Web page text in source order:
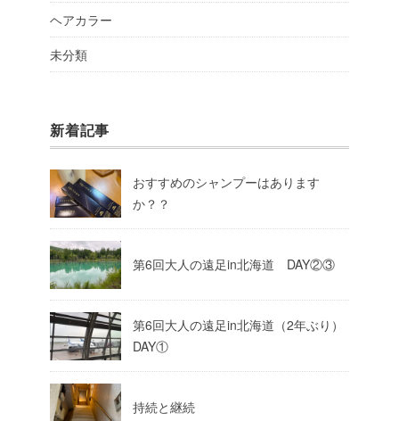
ヘアカラー
未分類
新着記事
おすすめのシャンプーはあります
か？？
第6回大人の遠足in北海道 DAY②③
第6回大人の遠足in北海道（2年ぶり）
DAY①
持続と継続